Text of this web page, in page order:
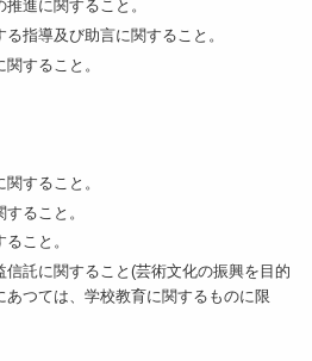
進に関すること。
指導及び助言に関すること。
すること。
すること。
ること。
こと。
託に関すること(芸術文化の振興を目的
あつては、学校教育に関するものに限